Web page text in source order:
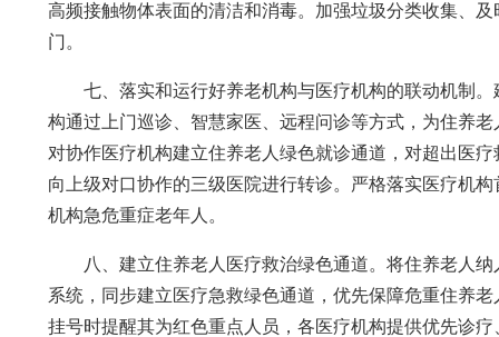
高频接触物体表面的清洁和消毒。加强垃圾分类收集、
门。
七、落实和运行好养老机构与医疗机构的联动机制
构通过上门巡诊、智慧家医、远程问诊等方式，为住养
对协作医疗机构建立住养老人绿色就诊通道，对超出医
向上级对口协作的三级医院进行转诊。严格落实医疗机
机构急危重症老年人。
八、建立住养老人医疗救治绿色通道。将住养老人
系统，同步建立医疗急救绿色通道，优先保障危重住养
挂号时提醒其为红色重点人员，各医疗机构提供优先诊